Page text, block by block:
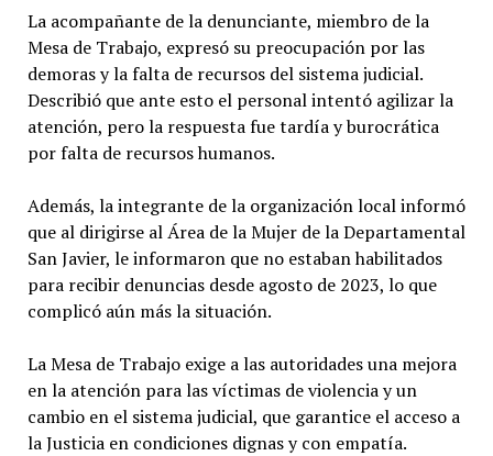
La acompañante de la denunciante, miembro de la
Mesa de Trabajo, expresó su preocupación por las
demoras y la falta de recursos del sistema judicial.
Describió que ante esto el personal intentó agilizar la
atención, pero la respuesta fue tardía y burocrática
por falta de recursos humanos.
Además, la integrante de la organización local informó
que al dirigirse al Área de la Mujer de la Departamental
San Javier, le informaron que no estaban habilitados
para recibir denuncias desde agosto de 2023, lo que
complicó aún más la situación.
La Mesa de Trabajo exige a las autoridades una mejora
en la atención para las víctimas de violencia y un
cambio en el sistema judicial, que garantice el acceso a
la Justicia en condiciones dignas y con empatía.